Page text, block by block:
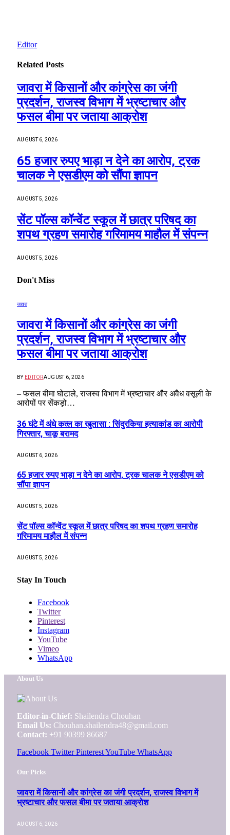
Editor
Related Posts
जावरा में किसानों और कांग्रेस का जंगी
प्रदर्शन, राजस्व विभाग में भ्रष्टाचार और
फसल बीमा पर जताया आक्रोश
AUGUST 6, 2026
65 हजार रुपए भाड़ा न देने का आरोप, ट्रक
चालक ने एसडीएम को सौंपा ज्ञापन
AUGUST 5, 2026
सेंट पॉल्स कॉन्वेंट स्कूल में छात्र परिषद का
शपथ ग्रहण समारोह गरिमामय माहौल में संपन्न
AUGUST 5, 2026
Don't Miss
जावरा
जावरा में किसानों और कांग्रेस का जंगी
प्रदर्शन, राजस्व विभाग में भ्रष्टाचार और
फसल बीमा पर जताया आक्रोश
BY EDITORAUGUST 6, 2026
– फसल बीमा घोटाले, राजस्व विभाग में भ्रष्टाचार और अवैध वसूली के
आरोपों पर सेंकड़ो…
36 घंटे में अंधे कत्ल का खुलासा : सिंदुरकिया हत्याकांड का आरोपी
गिरफ्तार, चाकू बरामद
AUGUST 6, 2026
65 हजार रुपए भाड़ा न देने का आरोप, ट्रक चालक ने एसडीएम को
सौंपा ज्ञापन
AUGUST 5, 2026
सेंट पॉल्स कॉन्वेंट स्कूल में छात्र परिषद का शपथ ग्रहण समारोह
गरिमामय माहौल में संपन्न
AUGUST 5, 2026
Stay In Touch
Facebook
Twitter
Pinterest
Instagram
YouTube
Vimeo
WhatsApp
About Us
Editor-in-Chief: Shailendra Chouhan
Email Us: Chouhan.shailendra48@gmail.com
Contact: +91 90399 86687
Facebook Twitter PinterestYouTube WhatsApp
Our Picks
जावरा में किसानों और कांग्रेस का जंगी प्रदर्शन, राजस्व विभाग में
भ्रष्टाचार और फसल बीमा पर जताया आक्रोश
AUGUST 6, 2026